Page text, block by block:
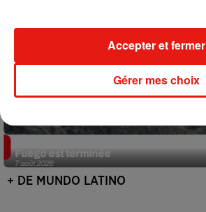
7 août 2026
Fuego est terminée
+ DE MUNDO LATINO
Gérer mes choix
Accepter et fermer